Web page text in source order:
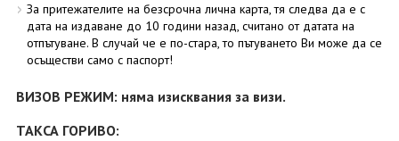
За притежателите на безсрочна лична карта, тя следва да е с
дата на издаване до 10 години назад, считано от датата на
отпътуване. В случай че е по-стара, то пътуването Ви може да се
осъществи само с паспорт!
ВИЗОВ РЕЖИМ: няма изисквания за визи.
ТАКСА ГОРИВО: